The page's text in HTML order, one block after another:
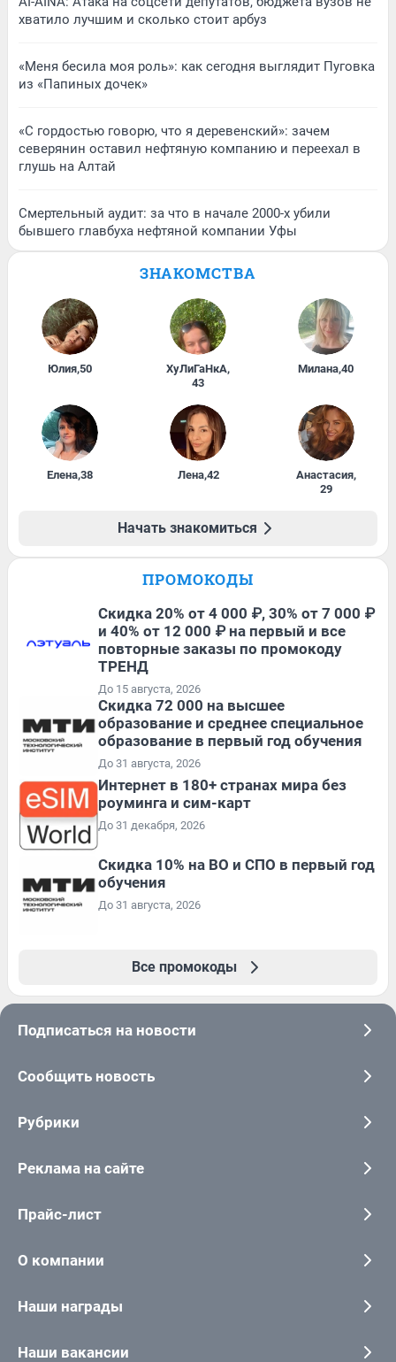
хватило лучшим и сколько стоит арбуз
«Меня бесила моя роль»: как сегодня выглядит Пуговка
из «Папиных дочек»
«С гордостью говорю, что я деревенский»: зачем
северянин оставил нефтяную компанию и переехал в
глушь на Алтай
Смертельный аудит: за что в начале 2000-х убили
бывшего главбуха нефтяной компании Уфы
ЗНАКОМСТВА
Юлия,50 ХуЛиГаНкА,
43
Милана,40
Елена,38 Лена,42 Анастасия,
29
Начать знакомиться
ПРОМОКОДЫ
Скидка 20% от 4 000 ₽, 30% от 7 000 ₽
и 40% от 12 000 ₽ на первый и все
повторные заказы по промокоду
ТРЕНД
До 15 августа, 2026
Скидка 72 000 на высшее
образование и среднее специальное
образование в первый год обучения
До 31 августа, 2026
Интернет в 180+ странах мира без
роуминга и сим-карт
До 31 декабря, 2026
Скидка 10% на ВО и СПО в первый год
обучения
До 31 августа, 2026
Все промокоды
Подписаться на новости
Сообщить новость
Рубрики
Реклама на сайте
Прайс-лист
О компании
Наши награды
Наши вакансии